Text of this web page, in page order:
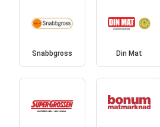
Snabbgross Din Mat